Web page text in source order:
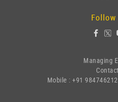
Follow
Managing
Mobile : +91